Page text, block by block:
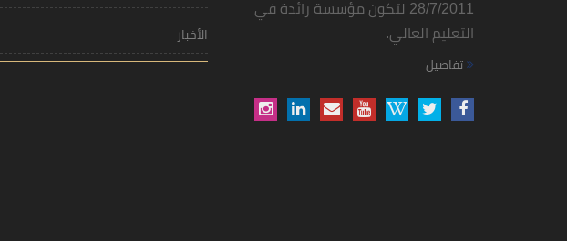
28/7/2011 لتكون مؤسسة رائدة في
التعليم العالي.
تفاصيل
الأخبار